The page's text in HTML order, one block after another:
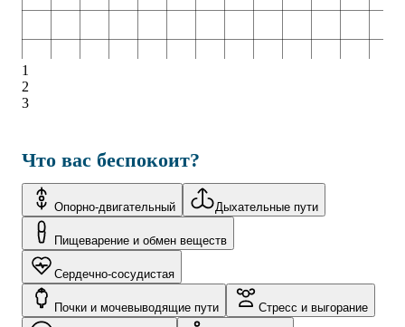
1
2
3
Что вас беспокоит?
Опорно-двигательный Дыхательные пути
Пищеварение и обмен веществ
Сердечно-сосудистая
Почки и мочевыводящие пути Стресс и выгорание